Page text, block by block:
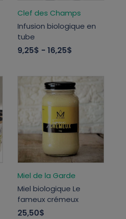
Clef des Champs
Infusion biologique en
tube
9,25$ - 16,25$
Miel de la Garde
Miel biologique Le
fameux crémeux
25,50$